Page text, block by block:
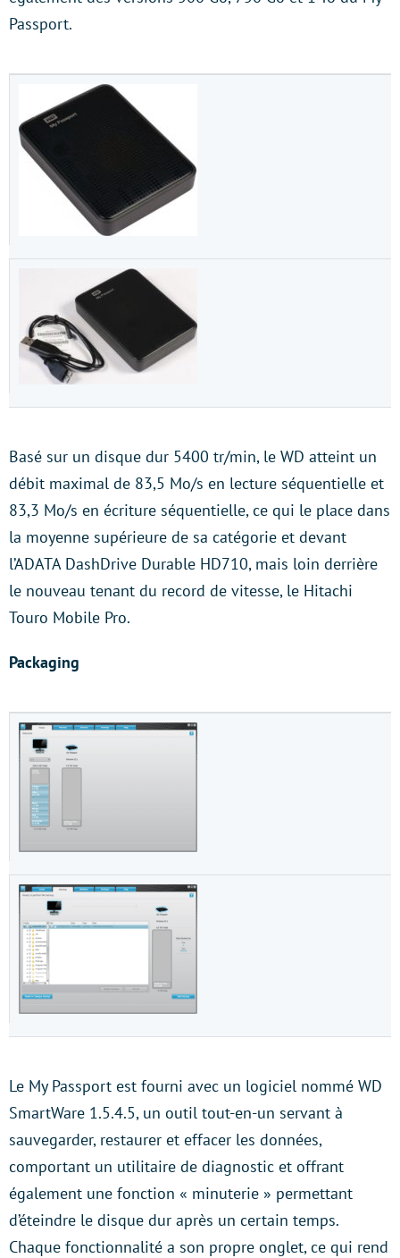
Passport.
Basé sur un disque dur 5400 tr/min, le WD atteint un
débit maximal de 83,5 Mo/s en lecture séquentielle et
83,3 Mo/s en écriture séquentielle, ce qui le place dans
la moyenne supérieure de sa catégorie et devant
l’ADATA DashDrive Durable HD710, mais loin derrière
le nouveau tenant du record de vitesse, le Hitachi
Touro Mobile Pro.
Packaging
Le My Passport est fourni avec un logiciel nommé WD
SmartWare 1.5.4.5, un outil tout-en-un servant à
sauvegarder, restaurer et effacer les données,
comportant un utilitaire de diagnostic et offrant
également une fonction « minuterie » permettant
d’éteindre le disque dur après un certain temps.
Chaque fonctionnalité a son propre onglet, ce qui rend